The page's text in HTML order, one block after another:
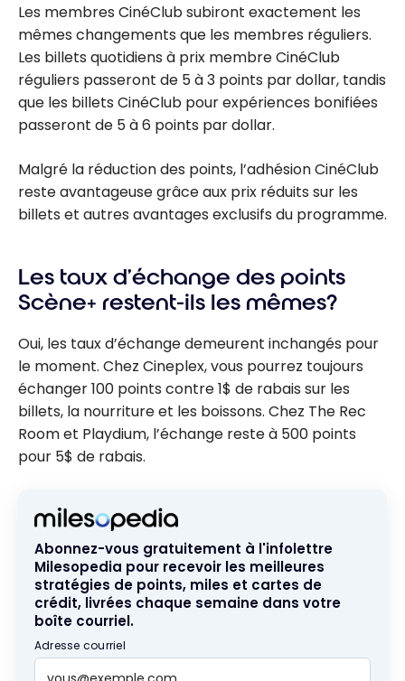
Les membres CinéClub subiront exactement les
mêmes changements que les membres réguliers.
Les billets quotidiens à prix membre CinéClub
réguliers passeront de 5 à 3 points par dollar, tandis
que les billets CinéClub pour expériences bonifiées
passeront de 5 à 6 points par dollar.
Malgré la réduction des points, l’adhésion CinéClub
reste avantageuse grâce aux prix réduits sur les
billets et autres avantages exclusifs du programme.
Les taux d’échange des points
Scène+ restent-ils les mêmes?
Oui, les taux d’échange demeurent inchangés pour
le moment. Chez Cineplex, vous pourrez toujours
échanger 100 points contre 1$ de rabais sur les
billets, la nourriture et les boissons. Chez The Rec
Room et Playdium, l’échange reste à 500 points
pour 5$ de rabais.
Abonnez-vous gratuitement à l'infolettre
Milesopedia pour recevoir les meilleures
stratégies de points, miles et cartes de
crédit, livrées chaque semaine dans votre
boîte courriel.
Adresse courriel